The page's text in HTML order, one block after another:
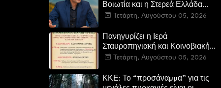
Βοιωτία και η Στερεά Ελλάδα
καίγεται. Η Κυβέρνηση και η
αυτοθαυμάζονται.»
Τετάρτη, Αυγούστου 05, 2026
Πανηγυρίζει η Ιερά
Σταυροπηγιακή και Κοινοβιακή
Μονή Μεταμορφώσεως του
(Μονή Αγιάς ή Καρυάς)
Τετάρτη, Αυγούστου 05, 2026
ΚΚΕ: Το “προσάναµµα” για τις